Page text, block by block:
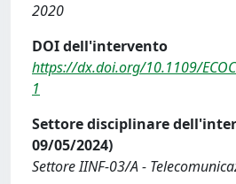
2020
DOI dell'intervento
https://dx.doi.org/10.1109/
1
Settore disciplinare
09/05/2024)
Settore IINF-03/A -